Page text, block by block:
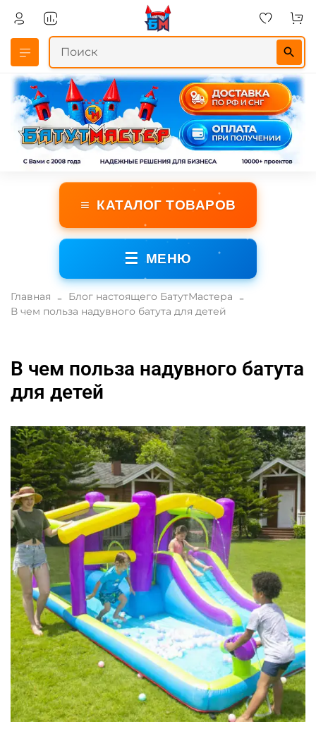
≡ КАТАЛОГ ТОВАРОВ
☰ МЕНЮ
Главная
Блог настоящего БатутМастера
В чем польза надувного батута для детей
В чем польза надувного батута
для детей